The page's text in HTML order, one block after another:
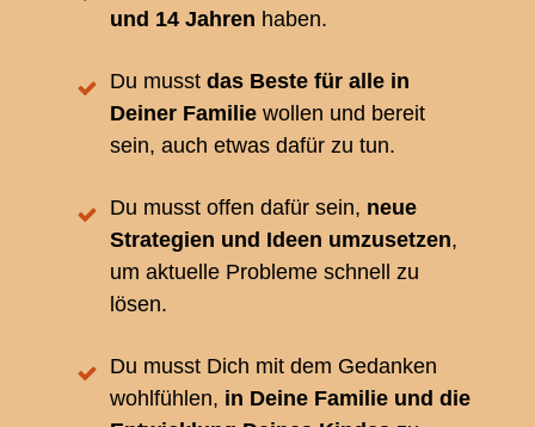
und 14 Jahren haben.
Du musst das Beste für alle in
Deiner Familie wollen und bereit
sein, auch etwas dafür zu tun.
Du musst offen dafür sein, neue
Strategien und Ideen umzusetzen,
um aktuelle Probleme schnell zu
lösen.
Du musst Dich mit dem Gedanken
wohlfühlen, in Deine Familie und die